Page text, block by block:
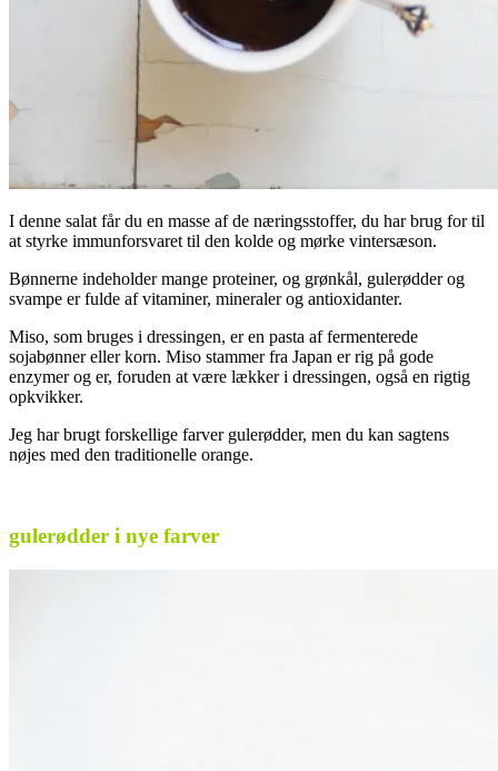
I denne salat får du en masse af de næringsstoffer, du har brug for til
at styrke immunforsvaret til den kolde og mørke vintersæson.
Bønnerne indeholder mange proteiner, og grønkål, gulerødder og
svampe er fulde af vitaminer, mineraler og antioxidanter.
Miso, som bruges i dressingen, er en pasta af fermenterede
sojabønner eller korn. Miso stammer fra Japan er rig på gode
enzymer og er, foruden at være lækker i dressingen, også en rigtig
opkvikker.
Jeg har brugt forskellige farver gulerødder, men du kan sagtens
nøjes med den traditionelle orange.
gulerødder i nye farver